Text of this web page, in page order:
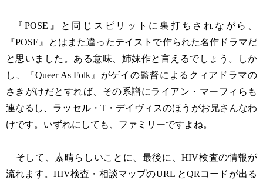
『POSE』と同じスピリットに裏打ちされながら、
『POSE』とはまた違ったテイストで作られた名作ドラマだ
と思いました。ある意味、姉妹作と言えるでしょう。しか
し、『Queer As Folk』がゲイの監督によるクィアドラマの
さきがけだとすれば、その系譜にライアン・マーフィらも
連なるし、ラッセル・T・デイヴィスのほうがお兄さんなわ
けです。いずれにしても、ファミリーですよね。
そして、素晴らしいことに、最後に、HIV検査の情報が
流れます。HIV検査・相談マップのURL とQRコードが出る